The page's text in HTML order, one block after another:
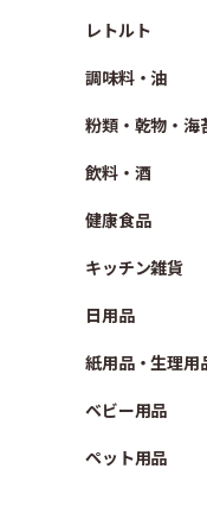
レトルト
調味料・油
粉類・乾物・海
飲料・酒
健康食品
キッチン雑貨
日用品
紙用品・生理用
ベビー用品
ペット用品